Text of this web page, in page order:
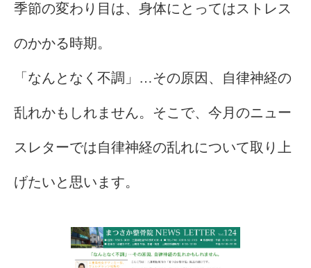
季節の変わり目は、身体にとってはストレス
のかかる時期。
「なんとなく不調」…その原因、自律神経の
乱れかもしれません。そこで、今月のニュー
スレターでは自律神経の乱れについて取り上
げたいと思います。